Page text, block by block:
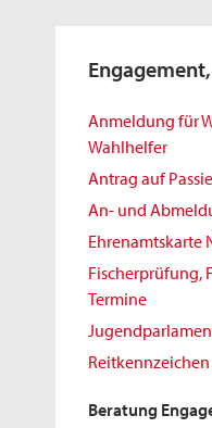
Anmeldung für
Wahlhelfer
Antrag auf
An- und
Ehrenamtskarte
Fischerprüfung,
Termine
Beratung